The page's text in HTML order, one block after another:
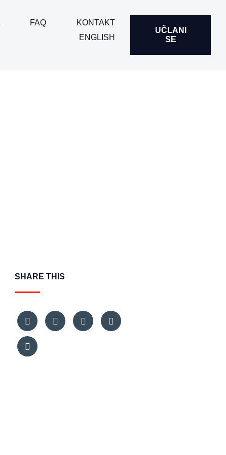
FAQ
KONTAKT
ENGLISH
UČLANI
SE
SHARE THIS